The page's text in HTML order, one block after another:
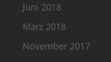
Juni 2018
März 2018
November 2017